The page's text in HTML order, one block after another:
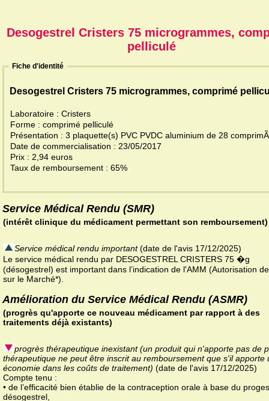
Desogestrel Cristers 75 microgrammes,
pelliculé
Fiche d'identité
Desogestrel Cristers 75 microgrammes, comprimé
Laboratoire : Cristers
Forme : comprimé pelliculé
Présentation : 3 plaquette(s) PVC PVDC aluminium de 28
Date de commercialisation : 23/05/2017
Prix : 2,94 euros
Taux de remboursement : 65%
Service Médical Rendu (SMR)
(intérêt clinique du médicament permettant son remboursement)
Service médical rendu important(date de l'avis 17/12/2025)
Le service médical rendu par DESOGESTREL CRISTERS 75 �g
(désogestrel) est important dans l’indication de l'AMM (Autorisation
sur le Marché*).
Amélioration du Service Médical Rendu (ASMR)
(progrès qu'apporte ce nouveau médicament par rapport à des
traitements déjà existants)
progrès thérapeutique inexistant (un produit qui n'apporte pas de
thérapeutique ne peut être inscrit au remboursement que s'il apporte
économie dans les coûts de traitement) (date de l'avis 17/12/2025)
Compte tenu :
• de l’efficacité bien établie de la contraception orale à base du
désogestrel,